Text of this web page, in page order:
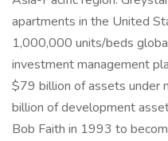
apartments in the United
1,000,000 units/beds
investment management
$79 billion of assets under
billion of development
Bob Faith in 1993 to